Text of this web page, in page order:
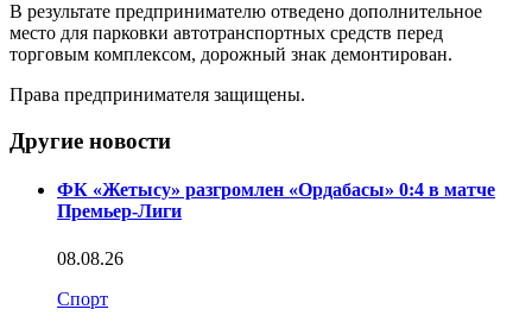
В результате предпринимателю отведено дополнительное
место для парковки автотранспортных средств перед
торговым комплексом, дорожный знак демонтирован.
Права предпринимателя защищены.
Другие новости
ФК «Жетысу» разгромлен «Ордабасы» 0:4 в матче
Премьер-Лиги
08.08.26
Спорт